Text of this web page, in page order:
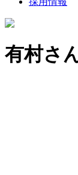
有村さ